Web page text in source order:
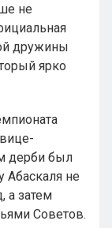
не
дружины
ярко
дерби был
не
а затем
Советов.